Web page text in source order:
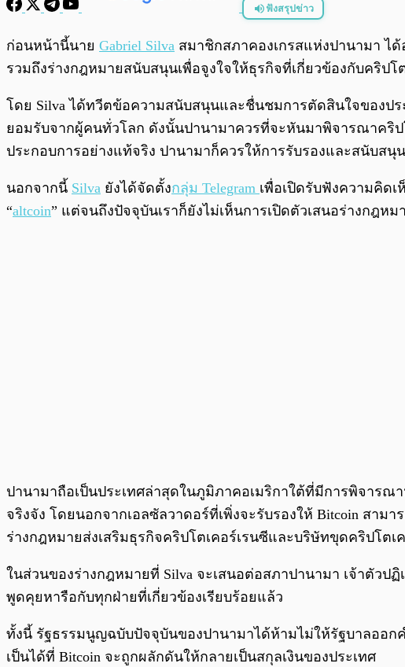
ฟังสรุปข่าว
พร้อมเล่น
ก่อนหน้านี้นาย Gabriel Silva สมาชิกสภาคองเกรสแห่งปานามา ไ
รวมถึงร่างกฎหมายสนับสนุนเพื่อจูงใจให้ธุรกิจที่เกี่ยวข้องกับคริป
โดย Silva ได้ทวีตข้อความสนับสนุนและชื่นชมการตัดสินใจของป
ยอมรับจากผู้คนทั่วโลก ดังนั้นปานามาควรที่จะหันมาพิจารณาคริป
ประกอบการอย่างแท้จริง ปานามาก็ควรให้การรับรองและสนับสนุ
นอกจากนี้ Silva ยังได้จัดตั้งกลุ่ม Telegram เพื่อเปิดรับฟังความคิด
“altcoin” แต่จนถึงปัจจุบันเราก็ยังไม่เห็นการเปิดตัวเสนอร่างกฎ
ปานามาถือเป็นประเทศล่าสุดในภูมิภาคอเมริกาใต้ที่มีการพิจารณ
จริงจัง โดยนอกจากเอลซัลวาดอร์ที่เพิ่งจะรับรองให้ Bitcoin สา
ร่างกฎหมายส่งเสริมธุรกิจคริปโตเคอร์เรนซีและบริษัทขุดคริปโต
ในส่วนของร่างกฎหมายที่ Silva จะเสนอต่อสภาปานามา เจ้าตัวป
พูดคุยหารือกับทุกฝ่ายที่เกี่ยวข้องเรียบร้อยแล้ว
ทั้งนี้ รัฐธรรมนูญฉบับปัจจุบันของปานามาได้ห้ามไม่ให้รัฐบาลออก
เป็นได้ที่ Bitcoin จะถูกผลักดันให้กลายเป็นสกุลเงินของประเทศ